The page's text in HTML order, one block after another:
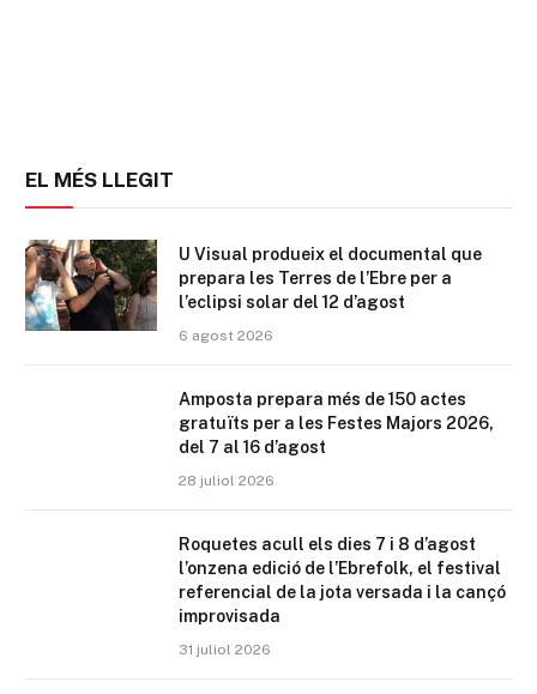
EL MÉS LLEGIT
U Visual produeix el documental que
prepara les Terres de l’Ebre per a
l’eclipsi solar del 12 d’agost
6 agost 2026
Amposta prepara més de 150 actes
gratuïts per a les Festes Majors 2026,
del 7 al 16 d’agost
28 juliol 2026
Roquetes acull els dies 7 i 8 d’agost
l’onzena edició de l’Ebrefolk, el festival
referencial de la jota versada i la cançó
improvisada
31 juliol 2026